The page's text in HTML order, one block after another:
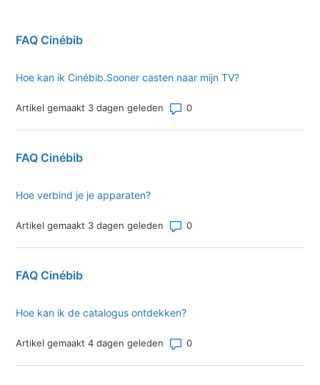
FAQ Cinébib
Hoe kan ik Cinébib.Sooner casten naar mijn TV?
Artikel gemaakt 3 dagen geleden Aantal opmerkingen: 0
FAQ Cinébib
Hoe verbind je je apparaten?
Artikel gemaakt 3 dagen geleden Aantal opmerkingen: 0
FAQ Cinébib
Hoe kan ik de catalogus ontdekken?
Artikel gemaakt 4 dagen geleden Aantal opmerkingen: 0